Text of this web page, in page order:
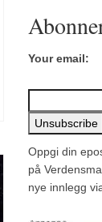
Your email:
Oppgi din
på
nye innlegg